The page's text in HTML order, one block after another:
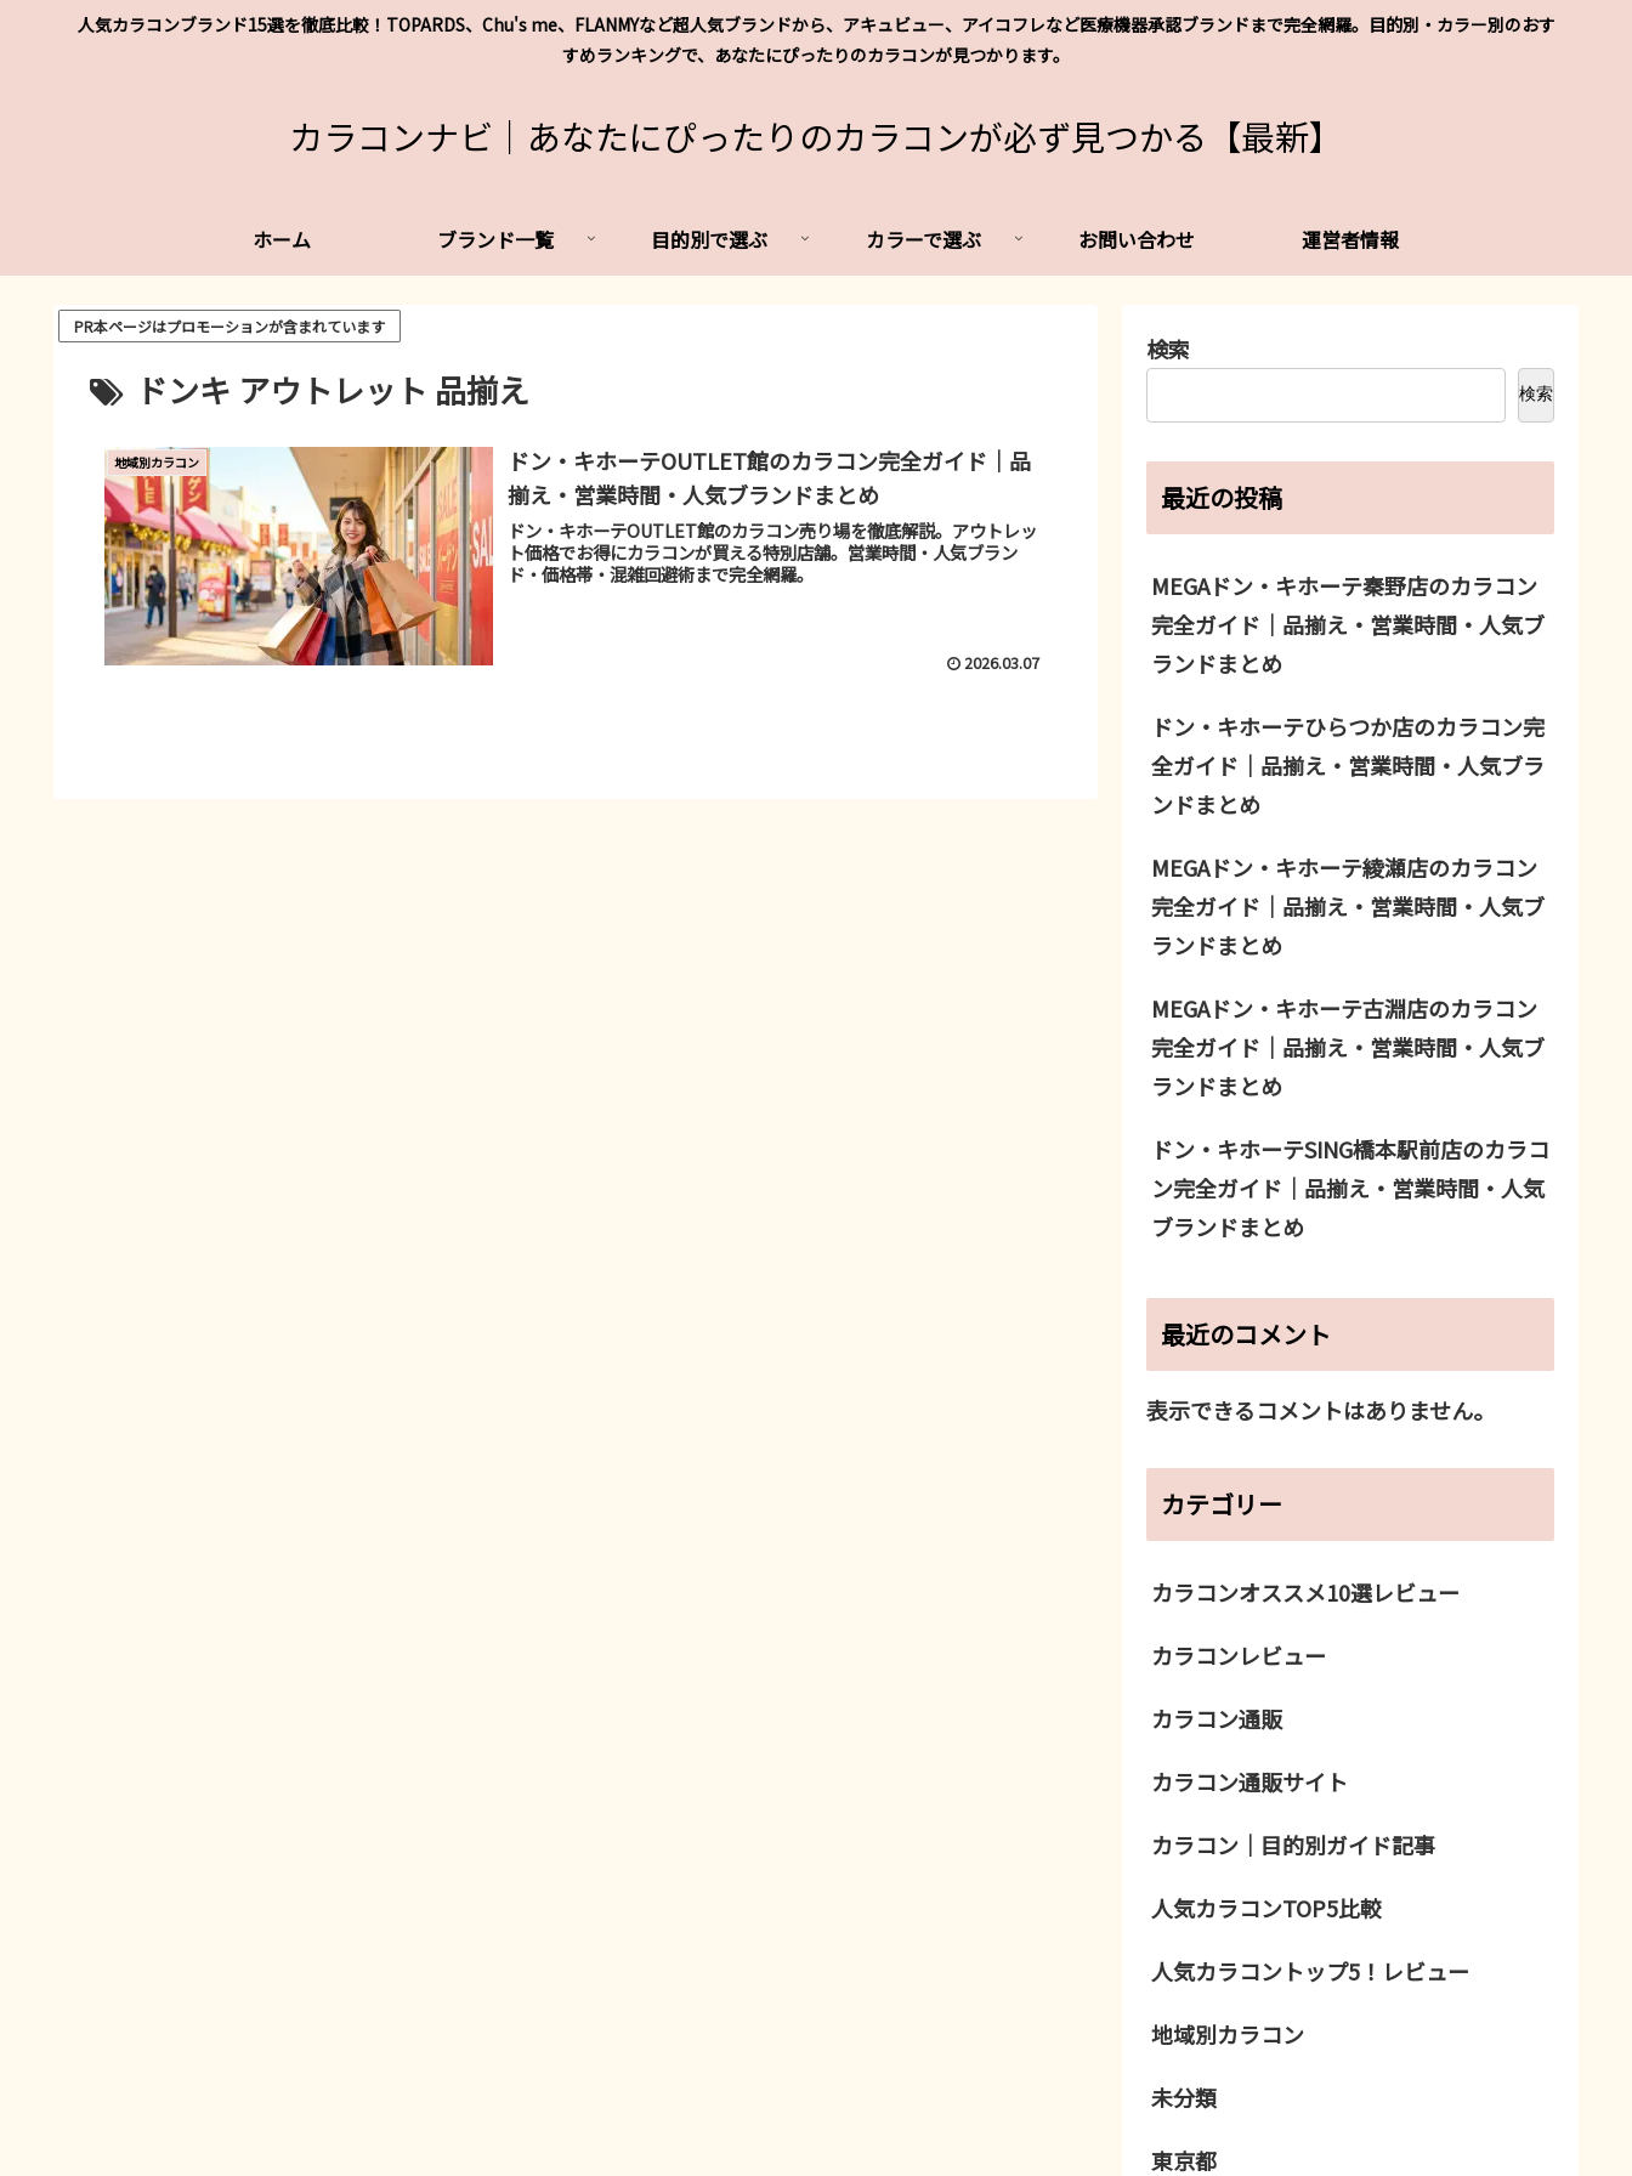
人気カラコンブランド15選を徹底比較！TOPARDS、Chu's me、FLANMYなど超人気ブランドから、アキュビュー、アイコフレなど医療機器承認ブランドまで完全網羅。目的別・カラー別のおす
すめランキングで、あなたにぴったりのカラコンが見つかります。
カラコンナビ｜あなたにぴったりのカラコンが必ず見つかる【最新】
ホーム ブランド一覧 目的別で選ぶ カラーで選ぶ お問い合わせ 運営者情報
PR本ページはプロモーションが含まれています
ドンキ アウトレット 品揃え
地域別カラコン
ドン・キホーテOUTLET館のカラコン完全ガイド｜品
揃え・営業時間・人気ブランドまとめ
ドン・キホーテOUTLET館のカラコン売り場を徹底解説。アウトレッ
ト価格でお得にカラコンが買える特別店舗。営業時間・人気ブラン
ド・価格帯・混雑回避術まで完全網羅。
2026.03.07
検索
検索
最近の投稿
MEGAドン・キホーテ秦野店のカラコン
完全ガイド｜品揃え・営業時間・人気ブ
ランドまとめ
ドン・キホーテひらつか店のカラコン完
全ガイド｜品揃え・営業時間・人気ブラ
ンドまとめ
MEGAドン・キホーテ綾瀬店のカラコン
完全ガイド｜品揃え・営業時間・人気ブ
ランドまとめ
MEGAドン・キホーテ古淵店のカラコン
完全ガイド｜品揃え・営業時間・人気ブ
ランドまとめ
ドン・キホーテSING橋本駅前店のカラコ
ン完全ガイド｜品揃え・営業時間・人気
ブランドまとめ
最近のコメント
表示できるコメントはありません。
カテゴリー
カラコンオススメ10選レビュー
カラコンレビュー
カラコン通販
カラコン通販サイト
カラコン｜目的別ガイド記事
人気カラコンTOP5比較
人気カラコントップ5！レビュー
地域別カラコン
未分類
東京都